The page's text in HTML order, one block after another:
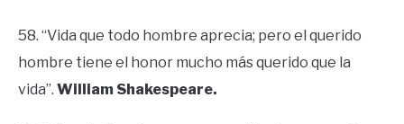
58. “Vida que todo hombre aprecia; pero el querido
hombre tiene el honor mucho más querido que la
vida”. William Shakespeare.